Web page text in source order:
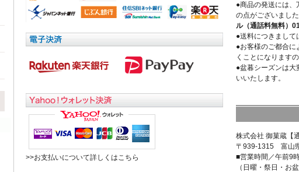
>>お支払いについて詳しくはこちら
●商品の発送には、
の点がございまし
ル（通話料無料）
●送料につきまして
●お客様のご都合に
くことになります
●盆暮シーズンは大
いいたします。
株式会社 御菓蔵【
〒939-1315 富山
■営業時間／午前9
（日曜・祭日・お